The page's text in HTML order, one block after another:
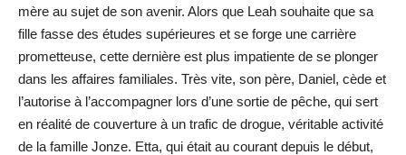
mère au sujet de son avenir. Alors que Leah souhaite que sa
fille fasse des études supérieures et se forge une carrière
prometteuse, cette dernière est plus impatiente de se plonger
dans les affaires familiales. Très vite, son père, Daniel, cède et
l’autorise à l’accompagner lors d’une sortie de pêche, qui sert
en réalité de couverture à un trafic de drogue, véritable activité
de la famille Jonze. Etta, qui était au courant depuis le début,